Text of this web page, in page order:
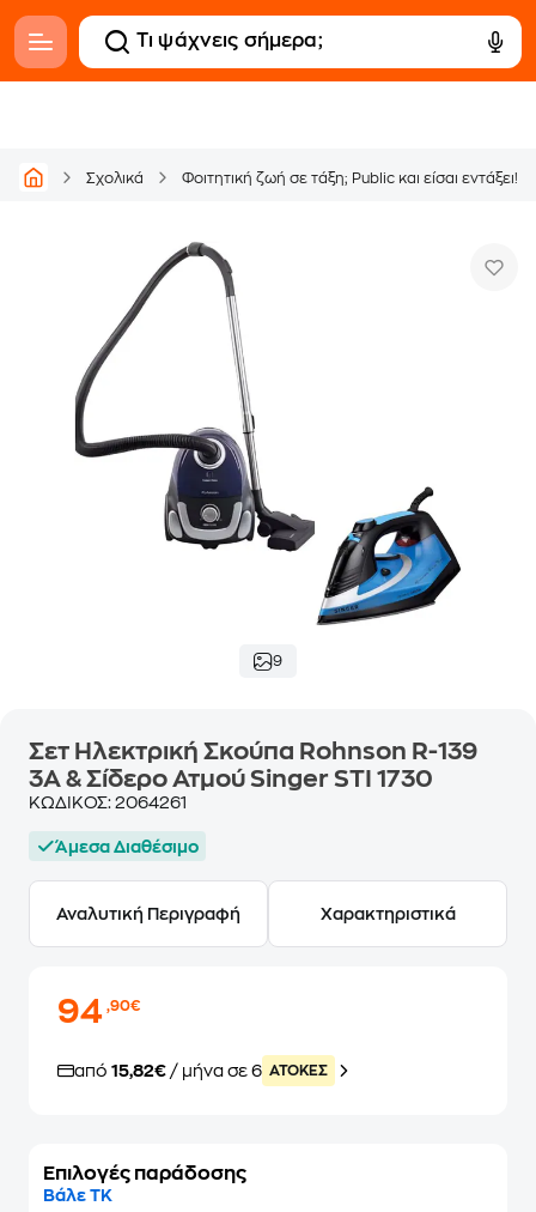
Σχολικά Φοιτητική ζωή σε τάξη; Public και είσαι εντάξει!
9
Σετ Ηλεκτρική Σκούπα Rohnson R-139
3A & Σίδερο Ατμού Singer STI 1730
ΚΩΔΙΚΟΣ: 2064261
Άμεσα Διαθέσιμο
Αναλυτική Περιγραφή Χαρακτηριστικά
94,90€
από 15,82€ / μήνα σε 6 ATOKEΣ
Επιλογές παράδοσης
Βάλε ΤΚ